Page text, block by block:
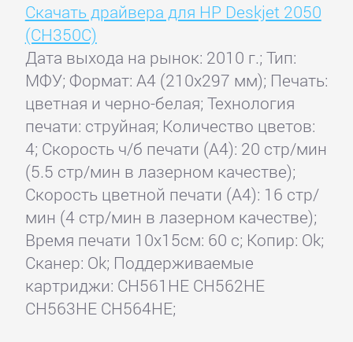
Скачать драйвера для HP Deskjet 2050
(CH350C)
Дата выхода на рынок: 2010 г.; Тип:
МФУ; Формат: A4 (210x297 мм); Печать:
цветная и черно-белая; Технология
печати: струйная; Количество цветов:
4; Скорость ч/б печати (А4): 20 стр/мин
(5.5 стр/мин в лазерном качестве);
Скорость цветной печати (А4): 16 стр/
мин (4 стр/мин в лазерном качестве);
Время печати 10x15см: 60 с; Копир: Ok;
Сканер: Ok; Поддерживаемые
картриджи: CH561HE CH562HE
CH563HE CH564HE;